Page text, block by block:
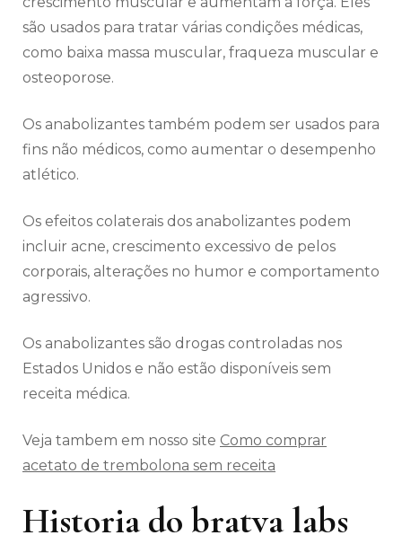
são usados para tratar várias condições médicas,
como baixa massa muscular, fraqueza muscular e
osteoporose.
Os anabolizantes também podem ser usados para
fins não médicos, como aumentar o desempenho
atlético.
Os efeitos colaterais dos anabolizantes podem
incluir acne, crescimento excessivo de pelos
corporais, alterações no humor e comportamento
agressivo.
Os anabolizantes são drogas controladas nos
Estados Unidos e não estão disponíveis sem
receita médica.
Veja tambem em nosso site Como comprar
acetato de trembolona sem receita
Historia do bratva labs